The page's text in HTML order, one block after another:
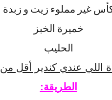
غير مملوء زيت و زبدة
خميرة الخبز
الحليب
اللي عندي كندير أقل من 500غ
الطريقة: